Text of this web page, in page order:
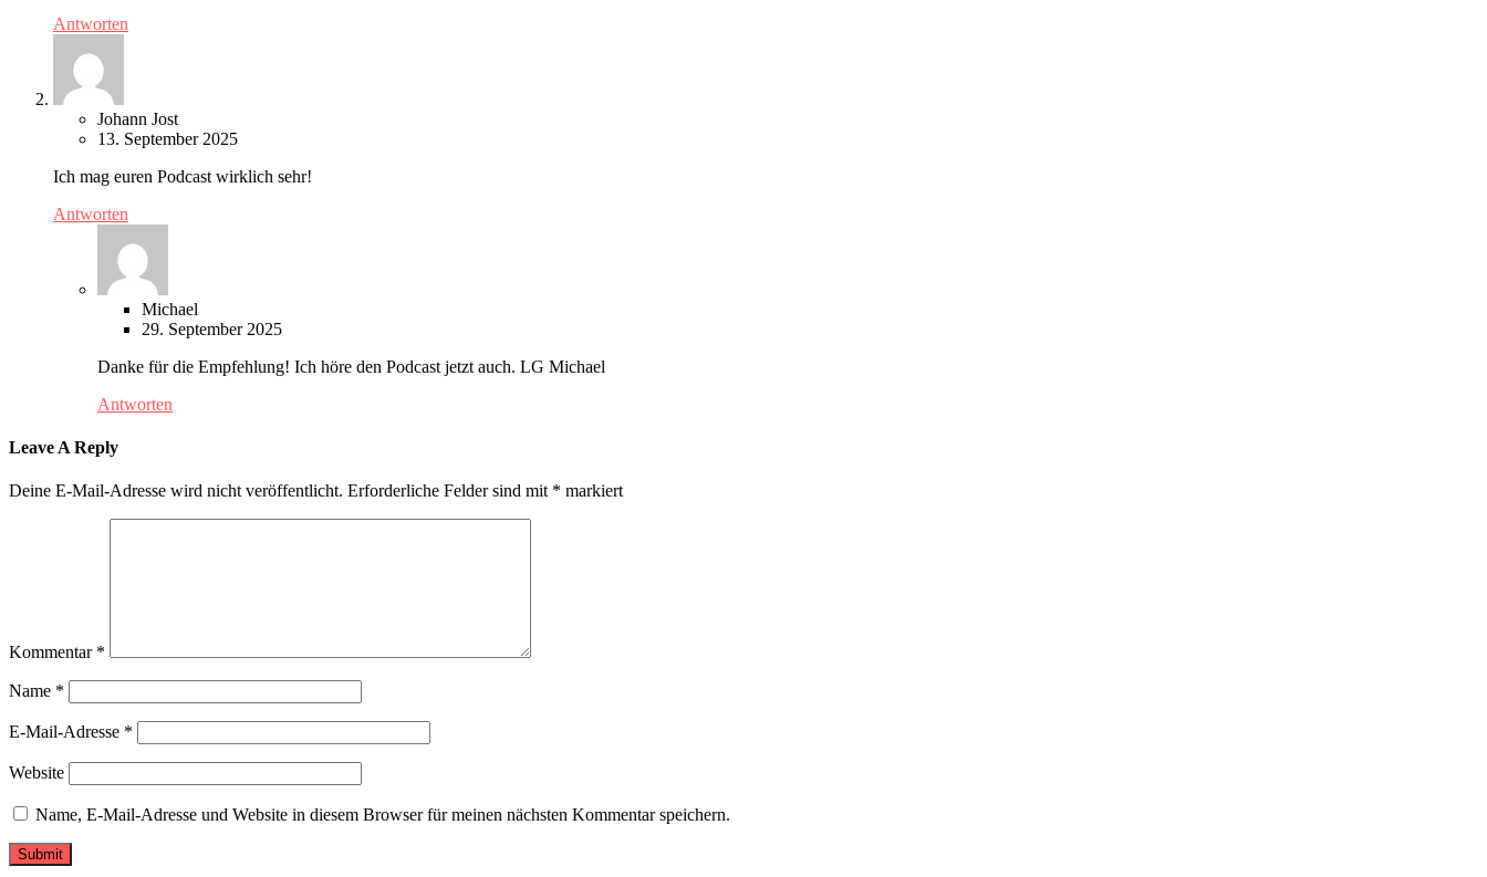
Antworten
Johann Jost
13. September 2025
Ich mag euren Podcast wirklich sehr!
Antworten
Michael
29. September 2025
Danke für die Empfehlung! Ich höre den Podcast jetzt auch. LG Michael
Antworten
Leave A Reply
Deine E-Mail-Adresse wird nicht veröffentlicht. Erforderliche Felder sind mit * markiert
Kommentar *
Name *
E-Mail-Adresse *
Website
Name, E-Mail-Adresse und Website in diesem Browser für meinen nächsten Kommentar speichern.